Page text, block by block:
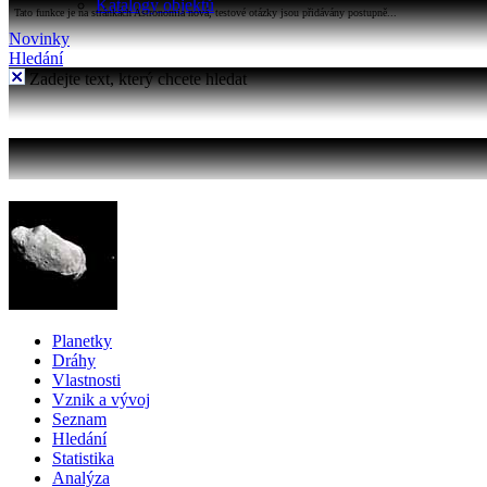
Katalogy objektů
Tato funkce je na stránkách Astronomia nová, testové otázky jsou přidávány postupně...
Novinky
Hledání
Zadejte text, který chcete hledat
Planetky
Dráhy
Vlastnosti
Vznik a vývoj
Seznam
Hledání
Statistika
Analýza